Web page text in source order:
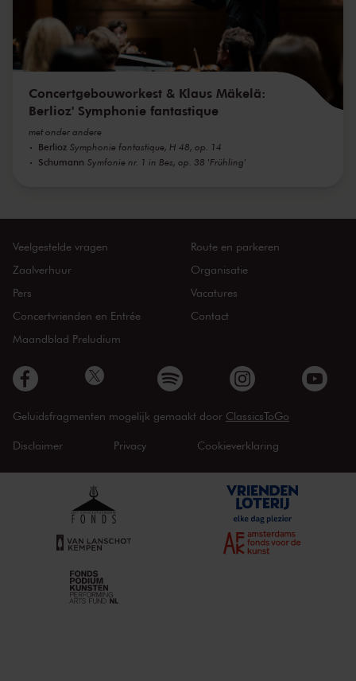
Concertgebouworkest & Klaus Mäkelä:
Berlioz' Symphonie fantastique
met onder andere
Berlioz Symphonie fantastique, H 48, op. 14
Schumann Symfonie nr. 1 in Bes, op. 38 'Frühling'
Veelgestelde vragen
Zaalverhuur
Pers
Concertvrienden en Entrée
Maandblad Preludium
Route en parkeren
Organisatie
Vacatures
Contact
Geluidsfragmenten mogelijk gemaakt door ClassicsToGo
Disclaimer Privacy Cookieverklaring